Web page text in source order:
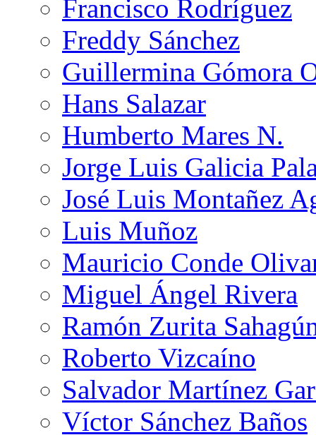
Francisco Rodríguez
Freddy Sánchez
Guillermina Gómora
Hans Salazar
Humberto Mares N.
Jorge Luis Galicia
José Luis Montañez
Luis Muñoz
Mauricio Conde
Miguel Ángel Rivera
Ramón Zurita
Roberto Vizcaíno
Salvador Martínez
Víctor Sánchez Baños